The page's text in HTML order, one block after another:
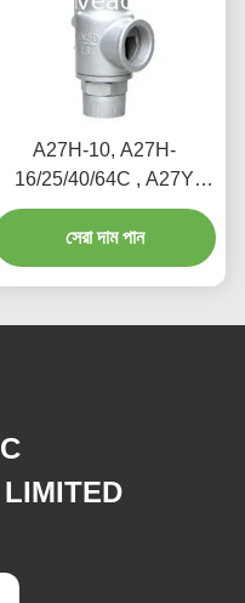
A27H-10, A27H-
16/25/40/64C , A27Y
Spring loaded low lift
safety valve for
equipment and piping
সেরা দাম পান